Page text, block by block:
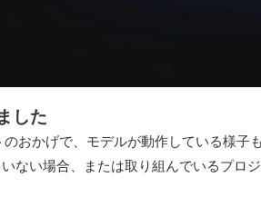
した
おかげで、モデルが動作している様
ない場合、または取り組んでいるプロ